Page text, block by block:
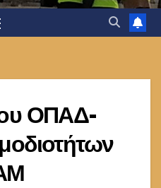
ΟΠΑΔ-